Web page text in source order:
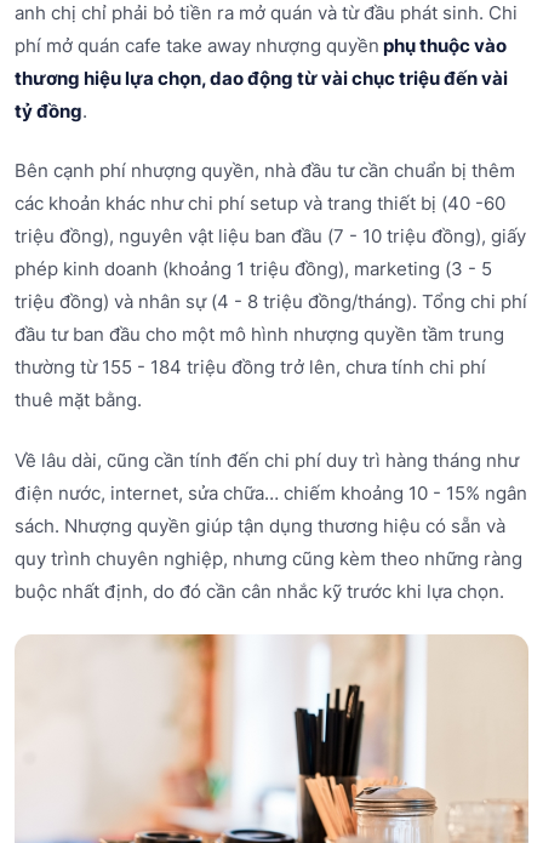
anh chị chỉ phải bỏ tiền ra mở quán và từ đầu phát sinh. Chi
phí mở quán cafe take away nhượng quyền phụ thuộc vào
thương hiệu lựa chọn, dao động từ vài chục triệu đến vài
tỷ đồng.
Bên cạnh phí nhượng quyền, nhà đầu tư cần chuẩn bị thêm
các khoản khác như chi phí setup và trang thiết bị (40 -60
triệu đồng), nguyên vật liệu ban đầu (7 - 10 triệu đồng), giấy
phép kinh doanh (khoảng 1 triệu đồng), marketing (3 - 5
triệu đồng) và nhân sự (4 - 8 triệu đồng/tháng). Tổng chi phí
đầu tư ban đầu cho một mô hình nhượng quyền tầm trung
thường từ 155 - 184 triệu đồng trở lên, chưa tính chi phí
thuê mặt bằng.
Về lâu dài, cũng cần tính đến chi phí duy trì hàng tháng như
điện nước, internet, sửa chữa… chiếm khoảng 10 - 15% ngân
sách. Nhượng quyền giúp tận dụng thương hiệu có sẵn và
quy trình chuyên nghiệp, nhưng cũng kèm theo những ràng
buộc nhất định, do đó cần cân nhắc kỹ trước khi lựa chọn.